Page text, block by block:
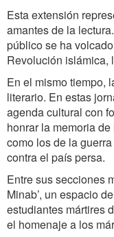
Esta extensión
amantes de la
público se ha
Revolución islámica,
En el mismo tiempo,
literario. En estas
agenda cultural con
honrar la memoria
como los de la
contra el país persa.
Entre sus secciones
Minab’, un espacio
estudiantes mártires
el homenaje a los